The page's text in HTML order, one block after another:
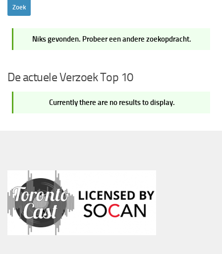
Niks gevonden. Probeer een andere zoekopdracht.
De actuele Verzoek Top 10
Currently there are no results to display.